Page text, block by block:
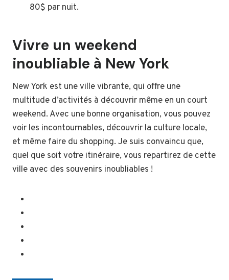
80$ par nuit.
Vivre un weekend
inoubliable à New York
New York est une ville vibrante, qui offre une
multitude d’activités à découvrir même en un court
weekend. Avec une bonne organisation, vous pouvez
voir les incontournables, découvrir la culture locale,
et même faire du shopping. Je suis convaincu que,
quel que soit votre itinéraire, vous repartirez de cette
ville avec des souvenirs inoubliables !